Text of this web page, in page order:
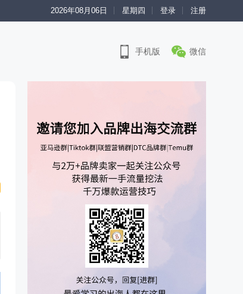
2026年08月06日 星期四 登录 注册
手机版 微信